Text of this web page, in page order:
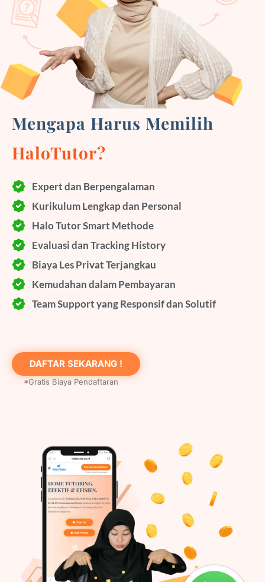
Mengapa Harus Memilih
HaloTutor?
Expert dan Berpengalaman
Kurikulum Lengkap dan Personal
Halo Tutor Smart Methode
Evaluasi dan Tracking History
Biaya Les Privat Terjangkau
Kemudahan dalam Pembayaran
Team Support yang Responsif dan Solutif
DAFTAR SEKARANG !
*Gratis Biaya Pendaftaran